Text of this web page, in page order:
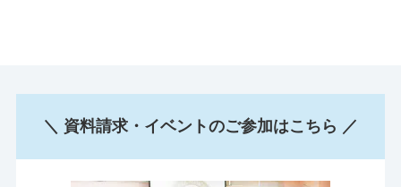
＼ 資料請求・イベントのご参加はこちら ／